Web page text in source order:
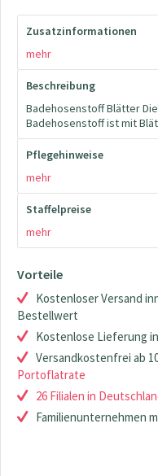
Zusatzinformationen
mehr
Beschreibung
Badehosenstoff Blätter
Badehosenstoff ist mit
Pflegehinweise
mehr
Staffelpreise
mehr
Vorteile
Kostenloser Versand
Bestellwert
Kostenlose Lieferung
Versandkostenfrei ab
Portoflatrate
26 Filialen in
Familienunternehmen